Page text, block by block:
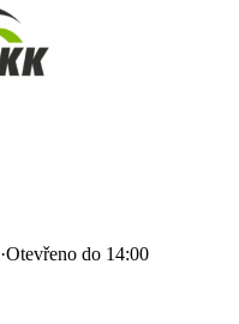
·Otevřeno do 14:00